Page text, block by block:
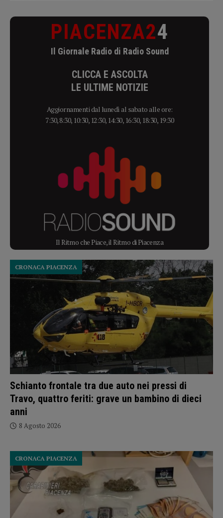
PIACENZA24
Il Giornale Radio di Radio Sound
CLICCA E ASCOLTA
LE ULTIME NOTIZIE
Aggiornamenti dal lunedì al sabato alle ore:
7:30, 8:30, 10:30, 12:30, 14:30, 16:30, 18:30, 19:30
Il Ritmo che Piace, il Ritmo di Piacenza
Schianto frontale tra due auto nei pressi di
Travo, quattro feriti: grave un bambino di dieci
anni
CRONACA PIACENZA
8 Agosto 2026
CRONACA PIACENZA